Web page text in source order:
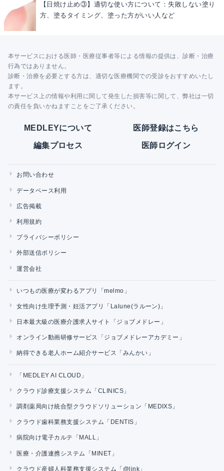
【日焼け止め③】適切な使い方について：失敗しない塗り
方、塗るタイミング、塗った方がいい人など
本サービスにおける医師・医療従事者等による情報の提供は、診断・治療
行為ではありません。
診断・治療を必要とする方は、適切な医療機関での受診をおすすめいたし
ます。
本サービス上の情報や利用に関して発生した損害等に関して、弊社は一切
の責任を負いかねますことをご了承ください。
MEDLEYについて 医師登録はこちら
編集プロセス 医師ログイン
お問い合わせ
データベース利用
広告掲載
利用規約
プライバシーポリシー
外部送信ポリシー
運営会社
いつもの医療が変わるアプリ「melmo」
女性向け生理予測・妊活アプリ「Lalune(ラルーン)」
日本最大級の医療介護求人サイト「ジョブメドレー」
オンライン動画研修サービス「ジョブメドレーアカデミー」
納得できる老人ホーム紹介サービス「みんかい」
「MEDLEY AI CLOUD」
クラウド診療支援システム「CLINICS」
調剤薬局向け統合型クラウドソリューション「MEDIXS」
クラウド歯科業務支援システム「DENTIS」
病院向け電子カルテ「MALL」
医療・介護連携システム「MINET」
クラウド産婦人科業務支援システム「@link」